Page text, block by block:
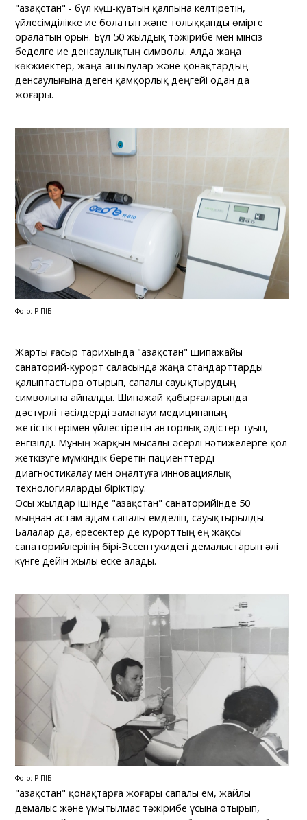
"Қазақстан" - бұл күш-қуатын қалпына келтіретін,
үйлесімділікке ие болатын және толыққанды өмірге
оралатын орын. Бұл 50 жылдық тәжірибе мен мінсіз
беделге ие денсаулықтың символы. Алда жаңа
көкжиектер, жаңа ашылулар және қонақтардың
денсаулығына деген қамқорлық деңгейі одан да
жоғары.
Фото: ҚР ПІБ
Жарты ғасыр тарихында "Қазақстан" шипажайы
санаторий-курорт саласында жаңа стандарттарды
қалыптастыра отырып, сапалы сауықтырудың
символына айналды. Шипажай қабырғаларында
дәстүрлі тәсілдерді заманауи медицинаның
жетістіктерімен үйлестіретін авторлық әдістер туып,
енгізілді. Мұның жарқын мысалы-әсерлі нәтижелерге қол
жеткізуге мүмкіндік беретін пациенттерді
диагностикалау мен оңалтуға инновациялық
технологияларды біріктіру.
Осы жылдар ішінде "Қазақстан" санаторийінде 50
мыңнан астам адам сапалы емделіп, сауықтырылды.
Балалар да, ересектер де курорттың ең жақсы
санаторийлерінің бірі-Эссентукидегі демалыстарын әлі
күнге дейін жылы еске алады.
Фото: ҚР ПІБ
"Қазақстан" қонақтарға жоғары сапалы ем, жайлы
демалыс және ұмытылмас тәжірибе ұсына отырып,